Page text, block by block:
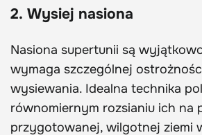
2. Wysiej nasiona
Nasiona supertunii są
wymaga szczególnej
wysiewania. Idealna technika
równomiernym rozsianiu ich na
przygotowanej, wilgotnej ziemi